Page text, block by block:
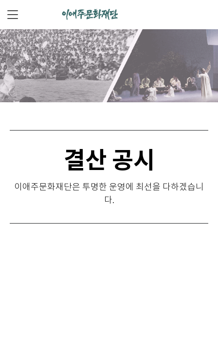
결산 공시
이애주문화재단은 투명한 운영에 최선을 다하겠습니
다.